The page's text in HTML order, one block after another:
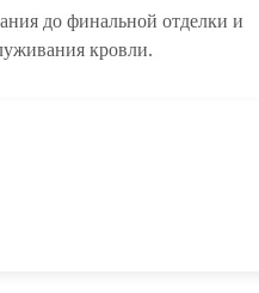
до финальной отделки и
кровли.